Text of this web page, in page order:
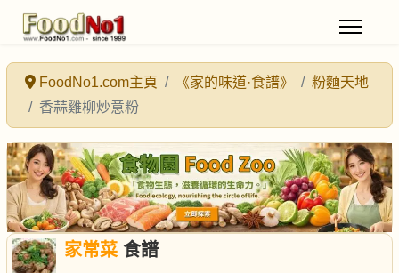
FoodNo1.com主頁 《家的味道·食譜》
粉麵天地
香蒜雞柳炒意粉
家常菜食譜